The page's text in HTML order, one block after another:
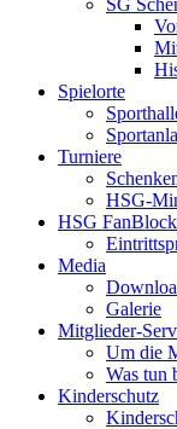
SG
Spielorte
Turniere
HSG-
HSG FanBlock
Media
Galerie
Mitglieder-
Um die
Was tun
Kinderschutz